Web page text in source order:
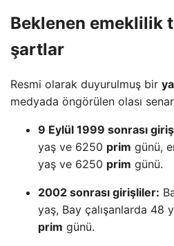
Beklenen emeklilik
şartlar
Resmi olarak duyurulmuş bir
medyada öngörülen olası
9 Eylül 1999 sonrası
yaş ve 6250 prim günü,
yaş ve 6250 prim günü.
2002 sonrası girişliler:
yaş, Bay çalışanlarda 48
prim günü.